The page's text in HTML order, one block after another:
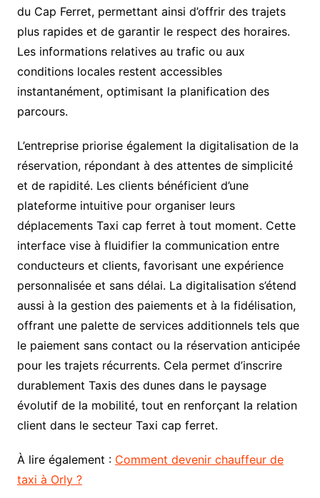
du Cap Ferret, permettant ainsi d’offrir des trajets
plus rapides et de garantir le respect des horaires.
Les informations relatives au trafic ou aux
conditions locales restent accessibles
instantanément, optimisant la planification des
parcours.
L’entreprise priorise également la digitalisation de la
réservation, répondant à des attentes de simplicité
et de rapidité. Les clients bénéficient d’une
plateforme intuitive pour organiser leurs
déplacements Taxi cap ferret à tout moment. Cette
interface vise à fluidifier la communication entre
conducteurs et clients, favorisant une expérience
personnalisée et sans délai. La digitalisation s’étend
aussi à la gestion des paiements et à la fidélisation,
offrant une palette de services additionnels tels que
le paiement sans contact ou la réservation anticipée
pour les trajets récurrents. Cela permet d’inscrire
durablement Taxis des dunes dans le paysage
évolutif de la mobilité, tout en renforçant la relation
client dans le secteur Taxi cap ferret.
À lire également : Comment devenir chauffeur de
taxi à Orly ?